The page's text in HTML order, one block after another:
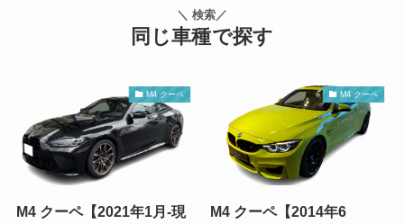
＼ 検索／
同じ車種で探す
M4 クーペ
M4 クーペ【2021年1月-現
M4 クーペ
M4 クーペ【2014年6